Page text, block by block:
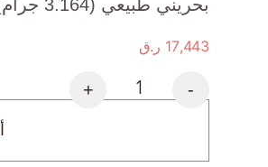
بحريني طبيعي (3.164 جرام) تقريبًا.
17,443 ر.ق
-
+